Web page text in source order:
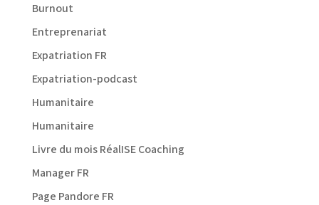
Burnout
Entreprenariat
Expatriation FR
Expatriation-podcast
Humanitaire
Humanitaire
Livre du mois RéalISE Coaching
Manager FR
Page Pandore FR